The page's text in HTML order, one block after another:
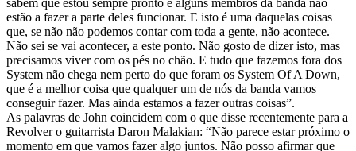
sabem que estou sempre pronto e alguns membros da banda não
estão a fazer a parte deles funcionar. E isto é uma daquelas coisas
que, se não não podemos contar com toda a gente, não acontece.
Não sei se vai acontecer, a este ponto. Não gosto de dizer isto, mas
precisamos viver com os pés no chão. E tudo que fazemos fora dos
System não chega nem perto do que foram os System Of A Down,
que é a melhor coisa que qualquer um de nós da banda vamos
conseguir fazer. Mas ainda estamos a fazer outras coisas”.
As palavras de John coincidem com o que disse recentemente para a
Revolver o guitarrista Daron Malakian: “Não parece estar próximo o
momento em que vamos fazer algo juntos. Não posso afirmar que